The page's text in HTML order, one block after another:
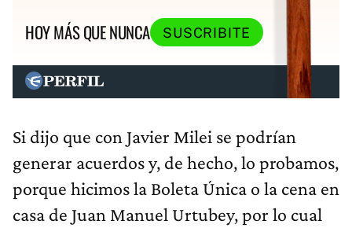
HOY MÁS QUE NUNCA
SUSCRIBITE
Si dijo que con Javier Milei se podrían
generar acuerdos y, de hecho, lo probamos,
porque hicimos la Boleta Única o la cena en
casa de Juan Manuel Urtubey, por lo cual